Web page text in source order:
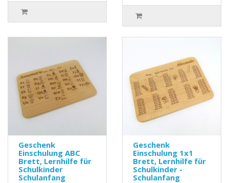
Geschenk
Einschulung ABC
Brett, Lernhilfe für
Schulkinder
Schulanfang
Geschenk
Einschulung 1x1
Brett, Lernhilfe für
Schulkinder -
Schulanfang